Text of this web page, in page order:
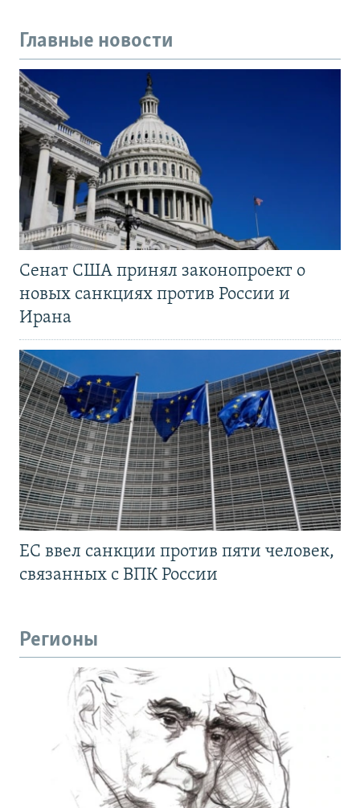
Главные новости
Сенат США принял законопроект о
новых санкциях против России и
Ирана
ЕС ввел санкции против пяти человек,
связанных с ВПК России
Регионы